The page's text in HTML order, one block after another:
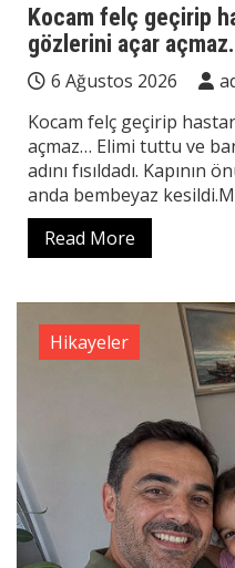
Kocam felç geçirip
gözlerini açar
6 Ağustos 2026
Kocam felç geçirip
açmaz… Elimi tuttu ve
adını fısıldadı.
anda bembeyaz
Read More
Hikayeler